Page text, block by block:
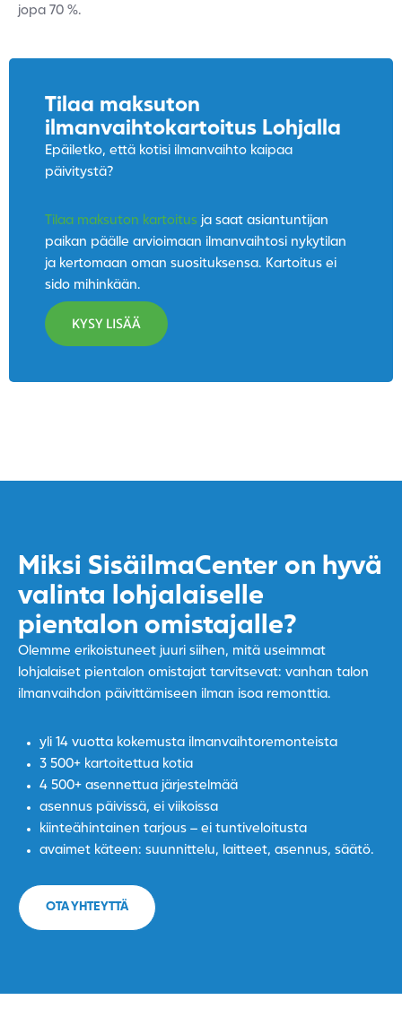
jopa 70 %.
Tilaa maksuton
ilmanvaihtokartoitus Lohjalla
Epäiletko, että kotisi ilmanvaihto kaipaa
päivitystä?
Tilaa maksuton kartoitus ja saat asiantuntijan
paikan päälle arvioimaan ilmanvaihtosi nykytilan
ja kertomaan oman suosituksensa. Kartoitus ei
sido mihinkään.
KYSY LISÄÄ
Miksi SisäilmaCenter on hyvä
valinta lohjalaiselle
pientalon omistajalle?
Olemme erikoistuneet juuri siihen, mitä useimmat
lohjalaiset pientalon omistajat tarvitsevat: vanhan talon
ilmanvaihdon päivittämiseen ilman isoa remonttia.
yli 14 vuotta kokemusta ilmanvaihtoremonteista
3 500+ kartoitettua kotia
4 500+ asennettua järjestelmää
asennus päivissä, ei viikoissa
kiinteähintainen tarjous – ei tuntiveloitusta
avaimet käteen: suunnittelu, laitteet, asennus, säätö.
OTA YHTEYTTÄ